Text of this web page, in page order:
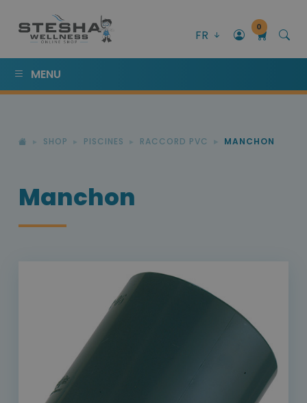
FR
0
MENU
SHOP PISCINES RACCORD PVC MANCHON
Manchon